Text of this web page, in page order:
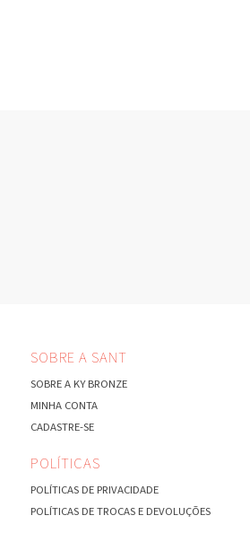
SOBRE A SANT
SOBRE A KY BRONZE
MINHA CONTA
CADASTRE-SE
POLÍTICAS
POLÍTICAS DE PRIVACIDADE
POLÍTICAS DE TROCAS E DEVOLUÇÕES